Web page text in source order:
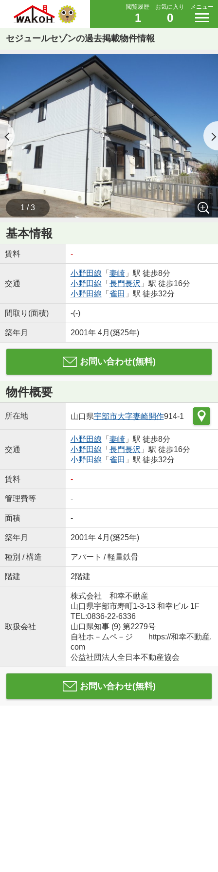
閲覧履歴
1
お気に入り
0
メニュー
セジュールセゾンの過去掲載物件情報
1 / 3
基本情報
賃料 -
交通
小野田線 「 妻崎」駅 徒歩8分
小野田線 「 長門長沢 」駅 徒歩16分
小野田線 「 雀田 」駅 徒歩32分
間取り(面積) -(-)
築年月 2001年 4月(築25年)
お問い合わせ(無料)
物件概要
所在地 山口県宇部市大字妻崎開作914-1
交通
小野田線 「 妻崎」駅 徒歩8分
小野田線 「 長門長沢 」駅 徒歩16分
小野田線 「 雀田 」駅 徒歩32分
賃料 -
管理費等 -
面積 -
築年月 2001年 4月(築25年)
種別 / 構造 アパート / 軽量鉄骨
階建 2階建
取扱会社
株式会社 和幸不動産
山口県宇部市寿町1-3-13 和幸ビル 1F
TEL:0836-22-6336
山口県知事 (9) 第2279号
自社ホ－ムペ－ジ https://和幸不動産.
com
公益社団法人全日本不動産協会
お問い合わせ(無料)